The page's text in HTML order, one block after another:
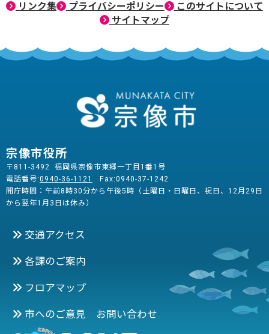
リンク集 プライバシーポリシー
このサイトについて
サイトマップ
宗像市役所
〒811-3492 福岡県宗像市東郷一丁目1番1号
電話番号:0940-36-1121
Fax:0940-37-1242
開庁時間：午前8時30分から午後5時（土曜日・日曜日、祝日、12月29日
から翌年1月3日は休み）
交通アクセス
各課のご案内
フロアマップ
市へのご意見 お問い合わせ